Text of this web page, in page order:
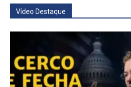
Vídeo Destaque